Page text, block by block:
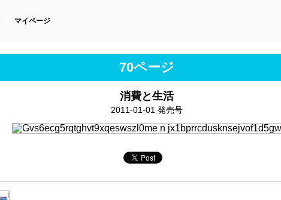
マイページ
70ページ
消費と生活
2011-01-01 発売号